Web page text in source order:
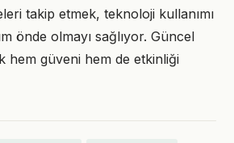
takip etmek, teknoloji kullanımı
önde olmayı sağlıyor. Güncel
hem güveni hem de etkinliği